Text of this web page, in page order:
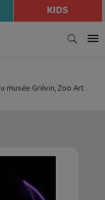
KIDS
musée Grévin, Zoo Art